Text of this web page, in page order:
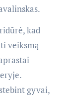
kad
veiksmą
gyvai,